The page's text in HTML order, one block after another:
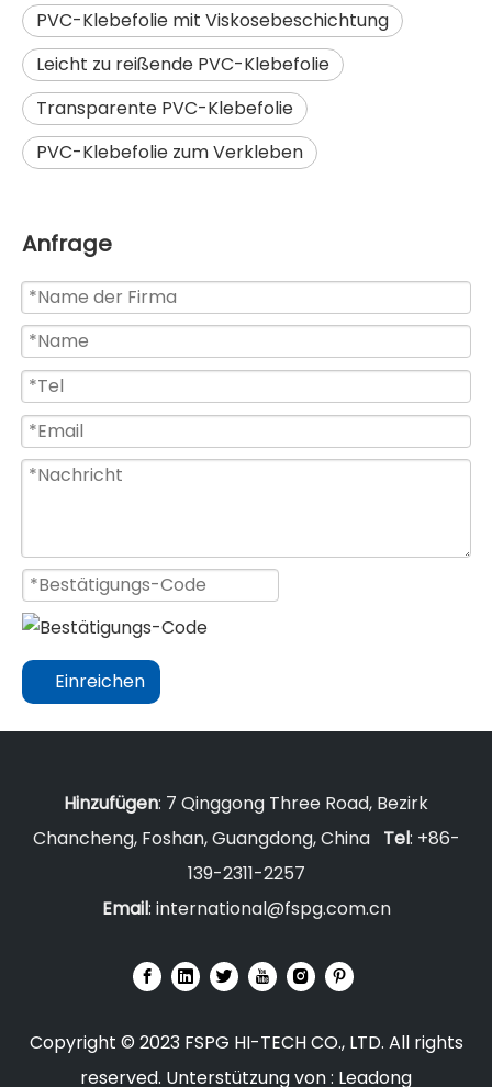
PVC-Klebefolie mit Viskosebeschichtung
Leicht zu reißende PVC-Klebefolie
Transparente PVC-Klebefolie
PVC-Klebefolie zum Verkleben
Anfrage
Einreichen
Hinzufügen: 7 Qinggong Three Road, Bezirk
Chancheng, Foshan, Guangdong, China Tel: +86-
139-2311-2257
Email: international@fspg.com.cn
Copyright © 2023 FSPG HI-TECH CO., LTD. All rights
reserved. Unterstützung von : Leadong